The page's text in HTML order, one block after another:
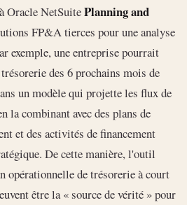
Oracle NetSuitePlanning and
FP&A tierces pour une analyse
exemple, une entreprise pourrait
des 6 prochains mois de
un modèle qui projette les flux de
la combinant avec des plans de
et des activités de financement
De cette manière, l'outil
opérationnelle de trésorerie à court
être la « source de vérité » pour